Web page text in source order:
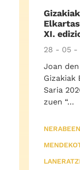
XI.
28 - 05 -
Joan
Gizakiak
Saria
zuen “…